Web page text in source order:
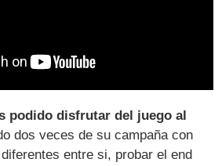
podido disfrutar del juego al
dos veces de su campaña con
entre si, probar el end